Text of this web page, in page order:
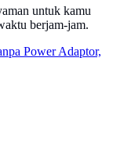
untuk kamu
berjam-jam.
Power Adaptor,